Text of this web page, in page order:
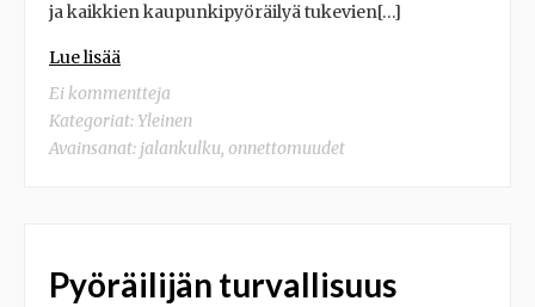
ja kaikkien kaupunkipyöräilyä tukevien[…]
Lue lisää
Ei kommentteja
Kategoriat: Yleinen
Avainsanat: jalankulku, onnettomuudet
Pyöräilijän turvallisuus